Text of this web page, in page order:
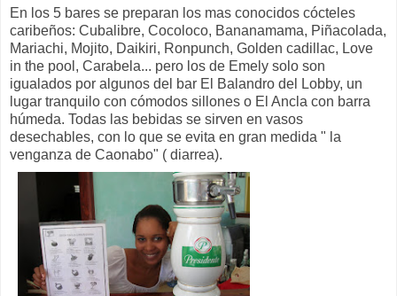
En los 5 bares se preparan los mas conocidos cócteles
caribeños: Cubalibre, Cocoloco, Bananamama, Piñacolada,
Mariachi, Mojito, Daikiri, Ronpunch, Golden cadillac, Love
in the pool, Carabela... pero los de Emely solo son
igualados por algunos del bar El Balandro del Lobby, un
lugar tranquilo con cómodos sillones o El Ancla con barra
húmeda. Todas las bebidas se sirven en vasos
desechables, con lo que se evita en gran medida " la
venganza de Caonabo" ( diarrea).